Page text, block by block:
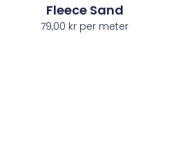
Fleece Sand
79,00 kr per meter